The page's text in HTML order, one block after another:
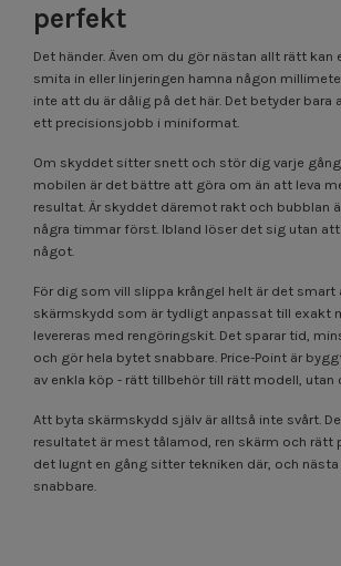
perfekt
Det händer. Även om du gör nästan allt rätt
smita in eller linjeringen hamna någon
inte att du är dålig på det här. Det betyder bara
ett precisionsjobb i miniformat.
Om skyddet sitter snett och stör dig varje
mobilen är det bättre att göra om än att leva
resultat. Är skyddet däremot rakt och bubblan
några timmar först. Ibland löser det sig utan att
något.
För dig som vill slippa krångel helt är det
skärmskydd som är tydligt anpassat till exakt
levereras med rengöringskit. Det sparar tid,
och gör hela bytet snabbare. Price-Point är
av enkla köp - rätt tillbehör till rätt modell, utan
Att byta skärmskydd själv är alltså inte svårt.
resultatet är mest tålamod, ren skärm och rätt
det lugnt en gång sitter tekniken där, och nästa
snabbare.